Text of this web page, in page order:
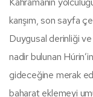
karışım, son sayfa
Duygusal derinliği
nadir bulunan
gideceğine merak
baharat eklemeyi